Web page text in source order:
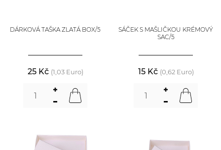
DÁRKOVÁ TAŠKA ZLATÁ BOX/5
25 Kč (1,03 Euro)
SÁČEK S MAŠLIČKOU KRÉMOVÝ
SAC/5
15 Kč (0,62 Euro)